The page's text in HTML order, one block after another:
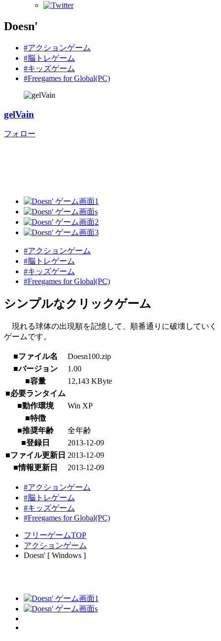
Doesn'
#アクションゲーム
#脳トレゲーム
#キッズゲーム
#Freegames for Global(PC)
gelVain
フォロー
#アクションゲーム
#脳トレゲーム
#キッズゲーム
#Freegames for Global(PC)
シンプルなクリックゲーム
現れる球体の出現順を記憶して、順番通りに破壊していく
ゲームです。
■ファイル名
Doesn100.zip
■バージョン
1.00
■容量
12,143 KByte
■必要ランタイム
■動作環境
Win XP
■特徴
■推奨年齢
全年齢
■登録日
2013-12-09
■ファイル更新日 2013-12-09
■情報更新日
2013-12-09
#アクションゲーム
#脳トレゲーム
#キッズゲーム
#Freegames for Global(PC)
フリーゲームTOP
アクションゲーム
Doesn' [ Windows ]